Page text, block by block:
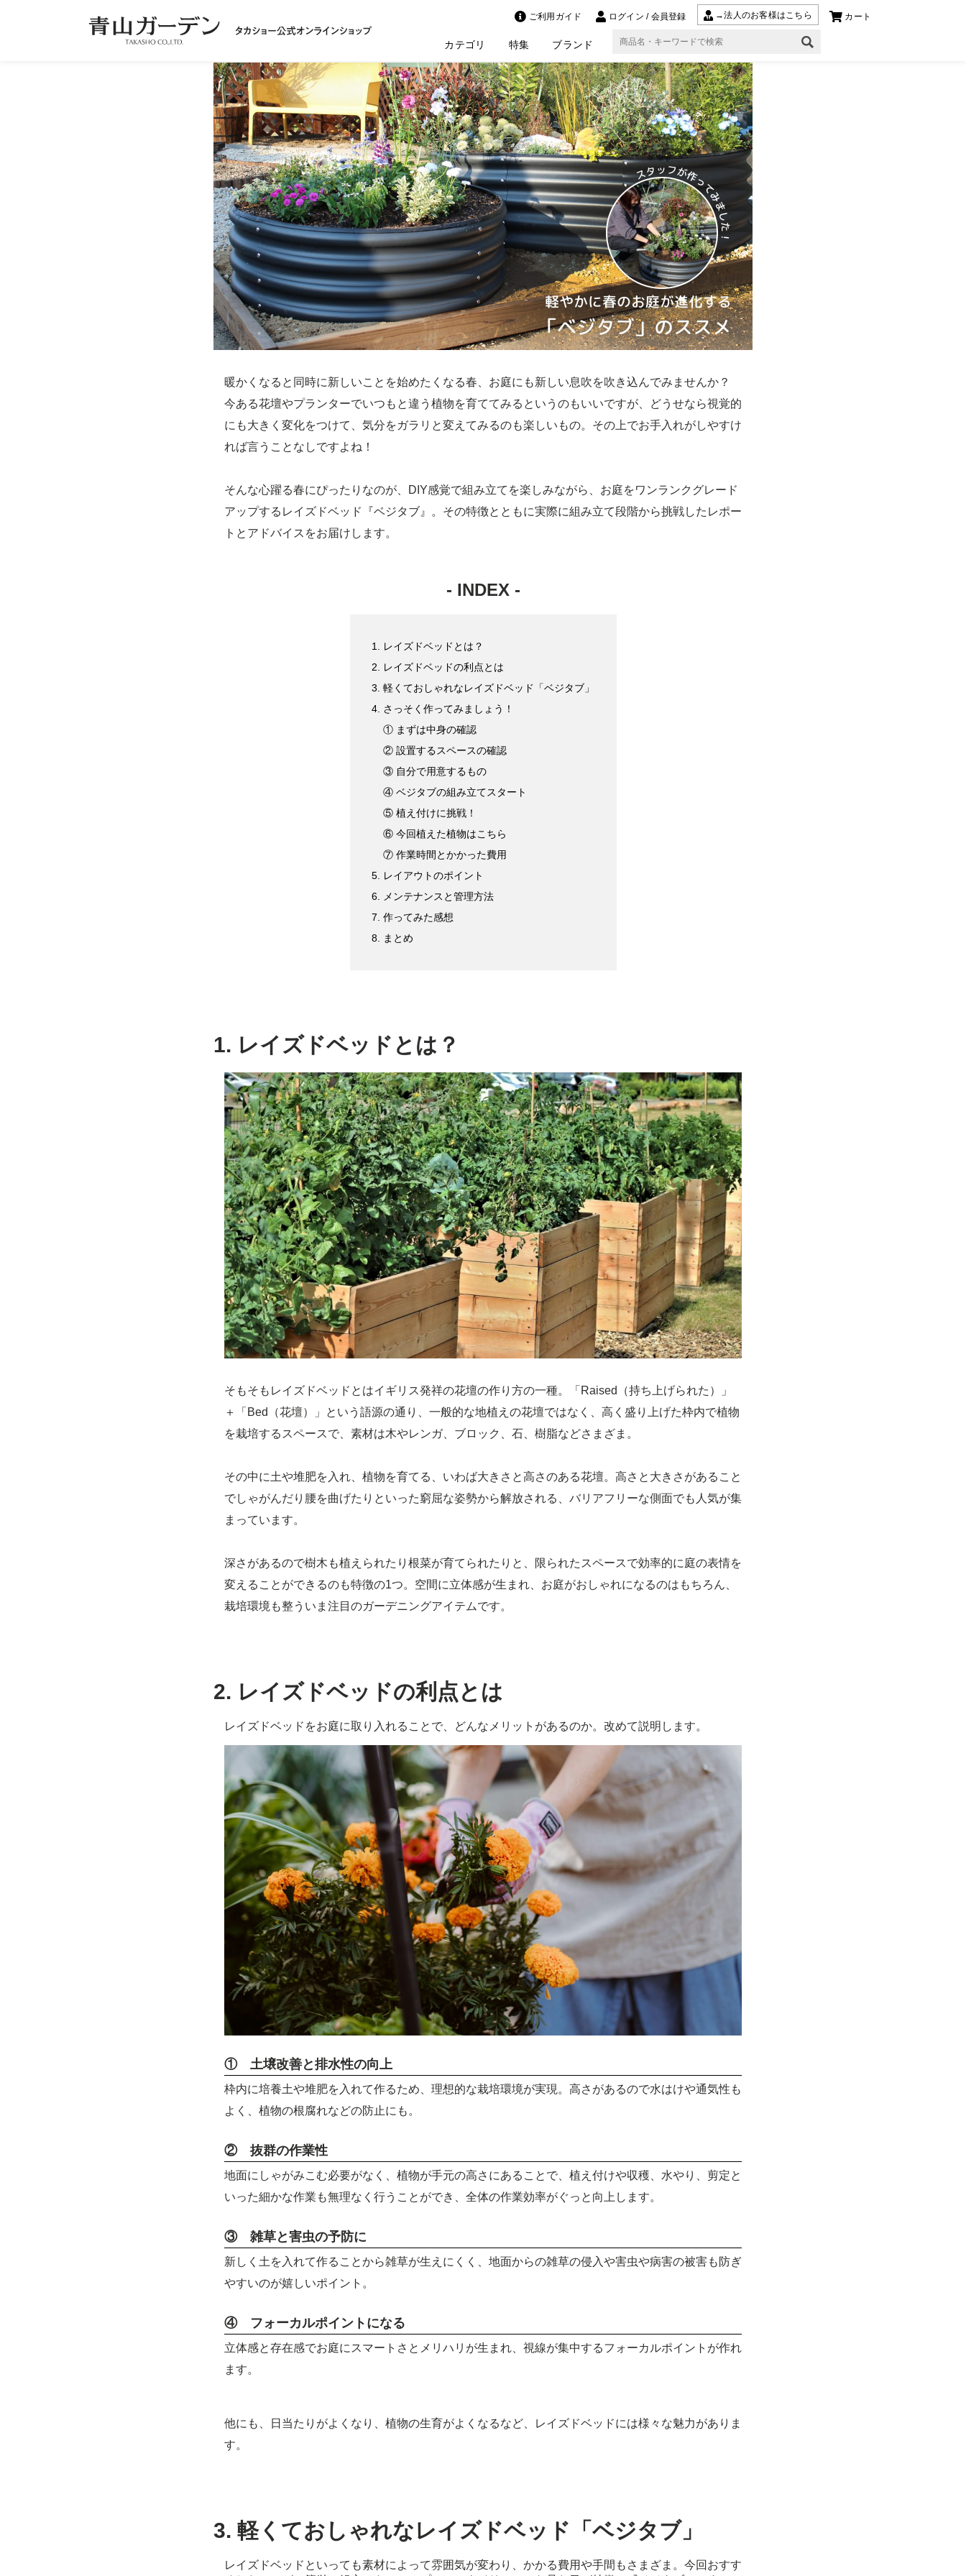
ご利用ガイド ログイン / 会員登録 →法人のお客様はこちら カート
カテゴリ 特集 ブランド
暖かくなると同時に新しいことを始めたくなる春、お庭にも新しい息吹を吹き込んでみませんか？
今ある花壇やプランターでいつもと違う植物を育ててみるというのもいいですが、どうせなら視覚的
にも大きく変化をつけて、気分をガラリと変えてみるのも楽しいもの。その上でお手入れがしやすけ
れば言うことなしですよね！
そんな心躍る春にぴったりなのが、DIY感覚で組み立てを楽しみながら、お庭をワンランクグレード
アップするレイズドベッド『ベジタブ』。その特徴とともに実際に組み立て段階から挑戦したレポー
トとアドバイスをお届けします。
- INDEX -
1. レイズドベッドとは？
2. レイズドベッドの利点とは
3. 軽くておしゃれなレイズドベッド「ベジタブ」
4. さっそく作ってみましょう！
① まずは中身の確認
② 設置するスペースの確認
③ 自分で用意するもの
④ ベジタブの組み立てスタート
⑤ 植え付けに挑戦！
⑥ 今回植えた植物はこちら
⑦ 作業時間とかかった費用
5. レイアウトのポイント
6. メンテナンスと管理方法
7. 作ってみた感想
8. まとめ
1. レイズドベッドとは？
そもそもレイズドベッドとはイギリス発祥の花壇の作り方の一種。「Raised（持ち上げられた）」
＋「Bed（花壇）」という語源の通り、一般的な地植えの花壇ではなく、高く盛り上げた枠内で植物
を栽培するスペースで、素材は木やレンガ、ブロック、石、樹脂などさまざま。
その中に土や堆肥を入れ、植物を育てる、いわば大きさと高さのある花壇。高さと大きさがあること
でしゃがんだり腰を曲げたりといった窮屈な姿勢から解放される、バリアフリーな側面でも人気が集
まっています。
深さがあるので樹木も植えられたり根菜が育てられたりと、限られたスペースで効率的に庭の表情を
変えることができるのも特徴の1つ。空間に立体感が生まれ、お庭がおしゃれになるのはもちろん、
栽培環境も整ういま注目のガーデニングアイテムです。
2. レイズドベッドの利点とは
レイズドベッドをお庭に取り入れることで、どんなメリットがあるのか。改めて説明します。
① 土壌改善と排水性の向上
枠内に培養土や堆肥を入れて作るため、理想的な栽培環境が実現。高さがあるので水はけや通気性も
よく、植物の根腐れなどの防止にも。
② 抜群の作業性
地面にしゃがみこむ必要がなく、植物が手元の高さにあることで、植え付けや収穫、水やり、剪定と
いった細かな作業も無理なく行うことができ、全体の作業効率がぐっと向上します。
③ 雑草と害虫の予防に
新しく土を入れて作ることから雑草が生えにくく、地面からの雑草の侵入や害虫や病害の被害も防ぎ
やすいのが嬉しいポイント。
④ フォーカルポイントになる
立体感と存在感でお庭にスマートさとメリハリが生まれ、視線が集中するフォーカルポイントが作れ
ます。
他にも、日当たりがよくなり、植物の生育がよくなるなど、レイズドベッドには様々な魅力がありま
す。
3. 軽くておしゃれなレイズドベッド「ベジタブ」
レイズドベッドといっても素材によって雰囲気が変わり、かかる費用や手間もさまざま。今回おすす